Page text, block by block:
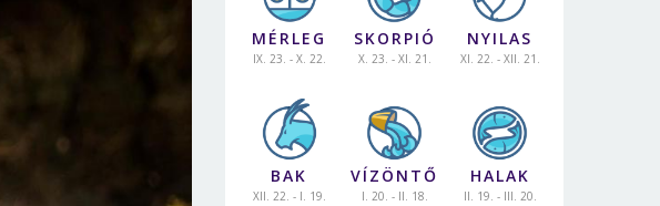
MÉRLEG
IX. 23. - X. 22.
SKORPIÓ
X. 23. - XI. 21.
NYILAS
XI. 22. - XII. 21.
BAK
XII. 22. - I. 19.
VÍZÖNTŐ
I. 20. - II. 18.
HALAK
II. 19. - III. 20.